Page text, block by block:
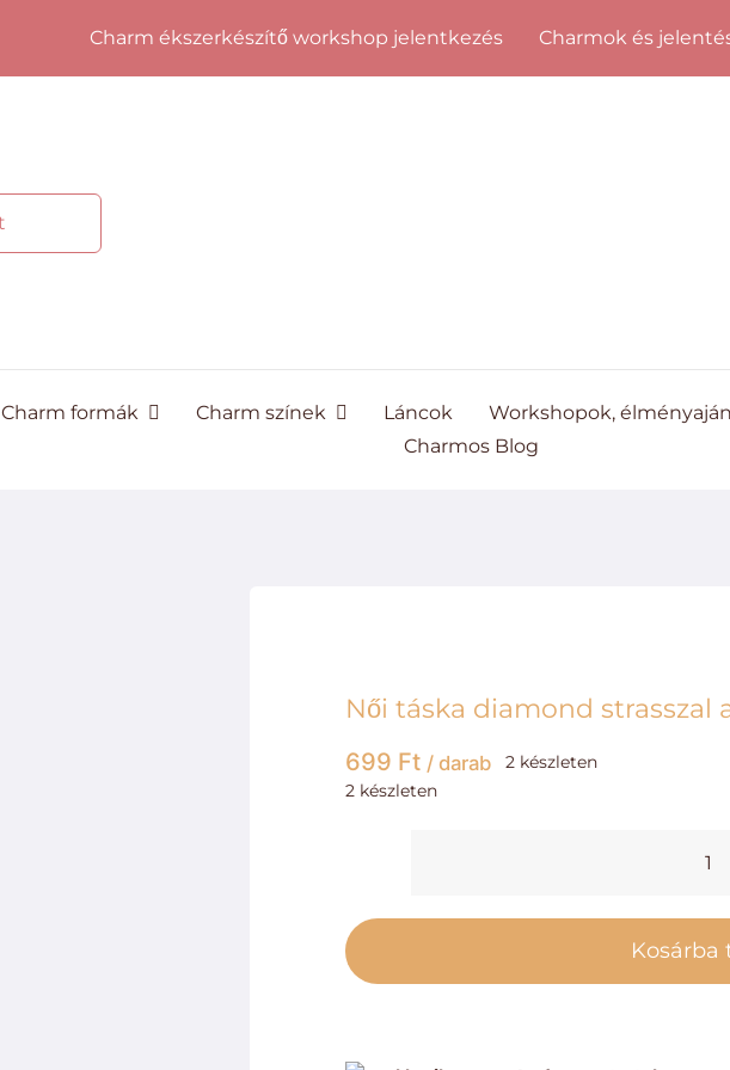
Charm ékszerkészítő workshop jelentkezés Charmok és
Charm formák Charm színek Láncok Workshopok,
Charmos Blog
Női táska diamond strasszal
699 Ft / darab
2 készleten
2 készleten
Kosárba